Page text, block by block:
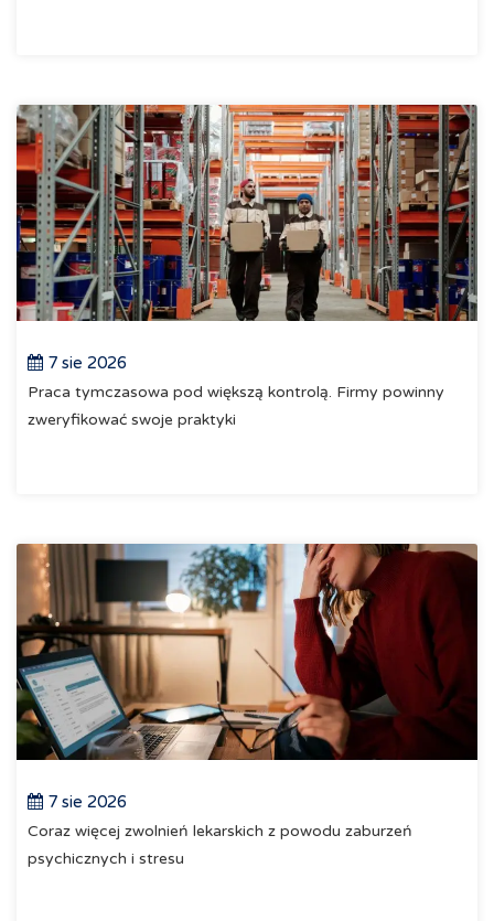
7 sie 2026
Praca tymczasowa pod większą kontrolą. Firmy powinny
zweryfikować swoje praktyki
7 sie 2026
Coraz więcej zwolnień lekarskich z powodu zaburzeń
psychicznych i stresu